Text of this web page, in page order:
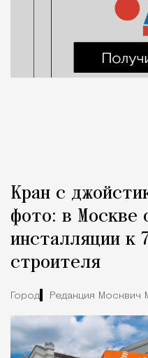
Кран с
фото: в Москве
инсталляции к
строителя
Город Редакция Москвич